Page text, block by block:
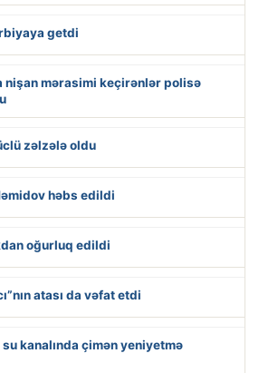
getdi
nişan mərasimi keçirənlər polisə
zəlzələ oldu
həbs edildi
oğurluq edildi
atası da vəfat etdi
kanalında çimən yeniyetmə